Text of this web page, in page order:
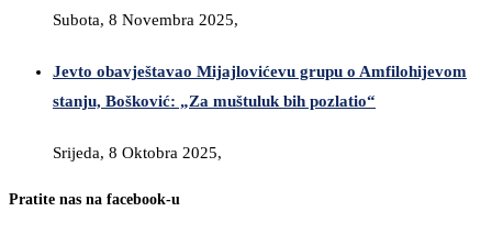
Subota, 8 Novembra 2025,
Jevto obavještavao Mijajlovićevu grupu o Amfilohijevom
stanju, Bošković: „Za muštuluk bih pozlatio“
Srijeda, 8 Oktobra 2025,
Pratite nas na facebook-u